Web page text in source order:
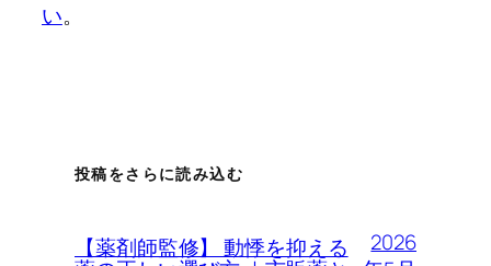
い。
投稿をさらに読み込む
【薬剤師監修】 動悸を抑える
2026